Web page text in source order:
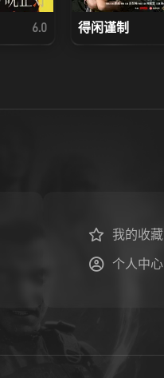
6.0 得闲谨制
我的收藏
个人中心